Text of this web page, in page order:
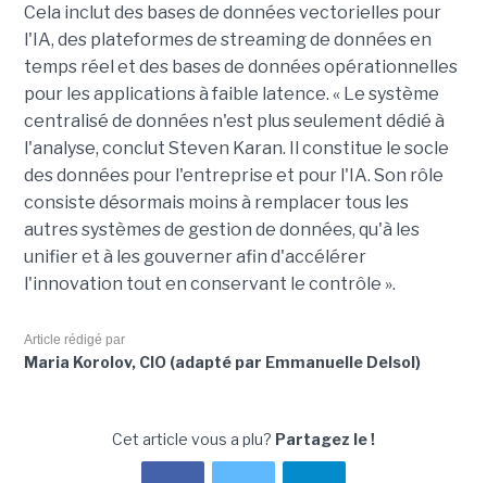
Cela inclut des bases de données vectorielles pour
l'IA, des plateformes de streaming de données en
temps réel et des bases de données opérationnelles
pour les applications à faible latence. « Le système
centralisé de données n'est plus seulement dédié à
l'analyse, conclut Steven Karan. Il constitue le socle
des données pour l'entreprise et pour l'IA. Son rôle
consiste désormais moins à remplacer tous les
autres systèmes de gestion de données, qu'à les
unifier et à les gouverner afin d'accélérer
l'innovation tout en conservant le contrôle ».
Article rédigé par
Maria Korolov, CIO (adapté par Emmanuelle Delsol)
Cet article vous a plu? Partagez le !